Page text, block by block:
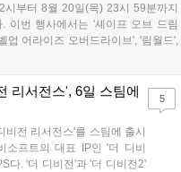
부터 8월 20일(목) 23시 59분까지
이번 행사에서는 '셰이프 오브 드림
업 어라이즈 오버드라이브', '림월드',
드' 등 인기 타이틀을 최대 90% 할
택도 받을 수 있으며, 자세한 내용은
가능합니다....
리서전스', 6일 스팀에
비전 리서전스'를 스팀에 출시
소프트의 대표 IP인 '더 디비
다. '더 디비전'과 '더 디비전2'
5